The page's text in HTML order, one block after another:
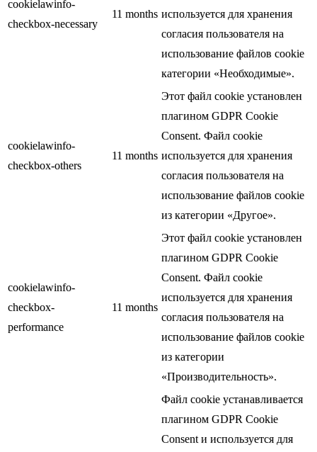
cookielawinfo-
checkbox-necessary
11 months используется для хранения
согласия пользователя на
использование файлов cookie
категории «Необходимые».
cookielawinfo-
checkbox-others
11 months
Этот файл cookie установлен
плагином GDPR Cookie
Consent. Файл cookie
используется для хранения
согласия пользователя на
использование файлов cookie
из категории «Другое».
cookielawinfo-
checkbox-
performance
11 months
Этот файл cookie установлен
плагином GDPR Cookie
Consent. Файл cookie
используется для хранения
согласия пользователя на
использование файлов cookie
из категории
«Производительность».
Файл cookie устанавливается
плагином GDPR Cookie
Consent и используется для